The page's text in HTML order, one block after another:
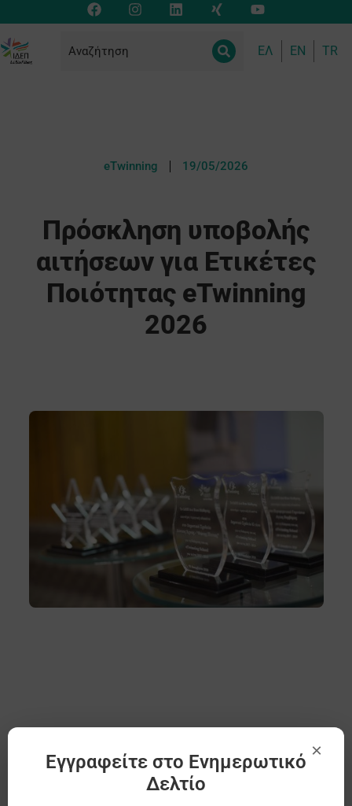
ΕΛ EN TR
eTwinning 19/05/2026
Πρόσκληση υποβολής
αιτήσεων για Ετικέτες
Ποιότητας eTwinning
2026
×
Εγγραφείτε στο Ενημερωτικό
Δελτίο